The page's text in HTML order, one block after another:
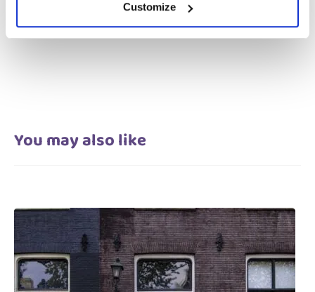
Customize
Saņem darba piedāvājumu
You may also like